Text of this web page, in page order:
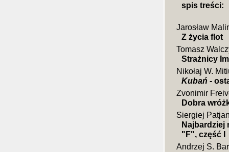
spis treści:
Jarosław
Z życia flot
Tomasz
Strażnicy
Nikołaj W.
Kubań -
Zvonimir
Dobra
Siergiej
Najbardziej
"F", część I
Andrzej S.